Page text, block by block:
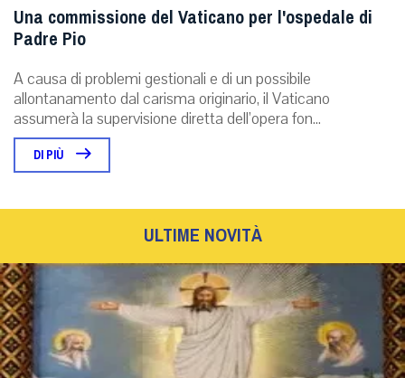
Una commissione del Vaticano per l'ospedale di
Padre Pio
A causa di problemi gestionali e di un possibile
allontanamento dal carisma originario, il Vaticano
assumerà la supervisione diretta dell’opera fon...
DI PIÙ
ULTIME NOVITÀ